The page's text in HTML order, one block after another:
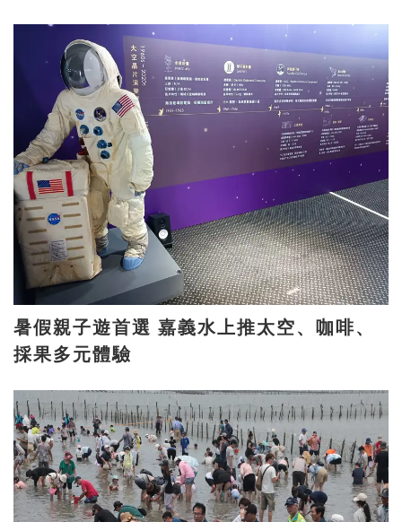
暑假親子遊首選 嘉義水上推太空、咖啡、
採果多元體驗